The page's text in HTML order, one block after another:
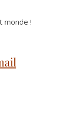
monde !